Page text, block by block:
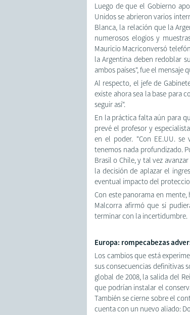
Luego de que el Gobierno
Unidos se abrieron varios
Blanca, la relación que la
numerosos elogios y
Mauricio Macriconversó
la Argentina deben redoblar
ambos países", fue el mensaje
Al respecto, el jefe de
existe ahora sea la base para
seguir así".
En la práctica falta aún para
prevé el profesor y
en el poder. "Con EE.UU.
tenemos nada profundizado.
Brasil o Chile, y tal vez
la decisión de aplazar el
eventual impacto del
Con este panorama en
Malcorra afirmó que si
terminar con la incertidumbre.
Europa: rompecabezas
Los cambios que está
sus consecuencias definitivas
global de 2008, la salida del
que podrían instalar el
También se cierne sobre el
cuenta con un nuevo aliado: